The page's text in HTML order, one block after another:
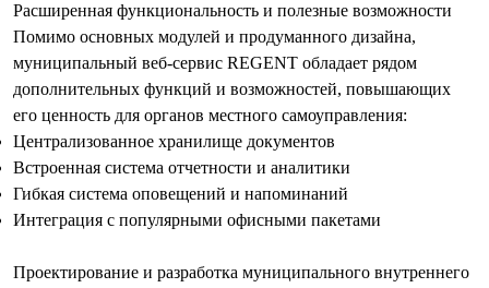
Расширенная функциональность и полезные возможности
Помимо основных модулей и продуманного дизайна,
муниципальный веб-сервис REGENT обладает рядом
дополнительных функций и возможностей, повышающих
его ценность для органов местного самоуправления:
Централизованное хранилище документов
Встроенная система отчетности и аналитики
Гибкая система оповещений и напоминаний
Интеграция с популярными офисными пакетами
Проектирование и разработка муниципального внутреннего